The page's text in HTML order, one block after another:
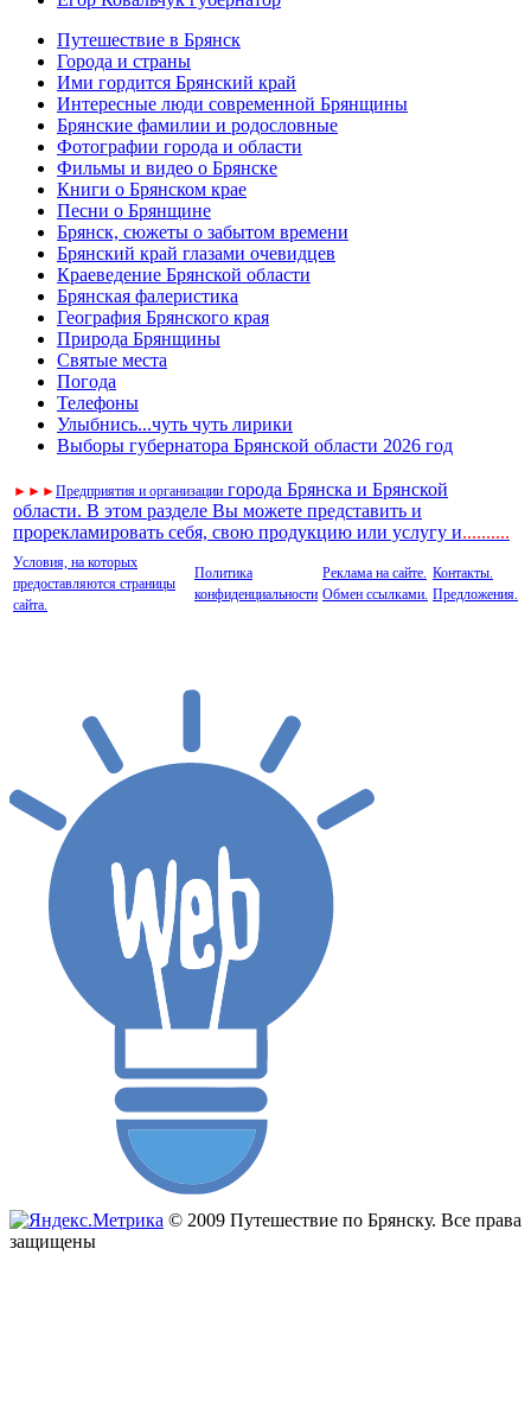
Путешествие в Брянск
Города и страны
Ими гордится Брянский край
Интересные люди современной Брянщины
Брянские фамилии и родословные
Фотографии города и области
Фильмы и видео о Брянске
Книги о Брянском крае
Песни о Брянщине
Брянск, сюжеты о забытом времени
Брянский край глазами очевидцев
Краеведение Брянской области
Брянская фалеристика
География Брянского края
Природа Брянщины
Святые места
Погода
Телефоны
Улыбнись...чуть чуть лирики
Выборы губернатора Брянской области 2026 год
► ► ►Предприятия и организации города Брянска и Брянской
области. В этом разделе Вы можете представить и
прорекламировать себя, свою продукцию или услугу и..........
Условия, на которых
предоставляются страницы
сайта.
Политика
конфиденциальности
Реклама на сайте.
Обмен ссылками.
Контакты.
Предложения.
© 2009 Путешествие по Брянску. Все права
защищены